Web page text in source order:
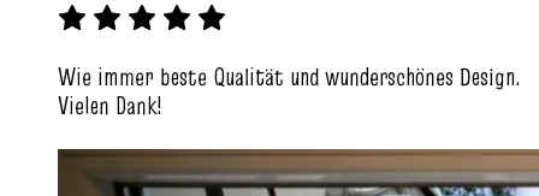
Wie immer beste Qualität und wunderschönes Design.
Vielen Dank!